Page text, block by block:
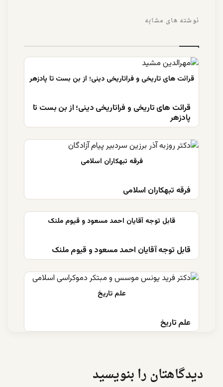
نوشته های مشابه
قرائت های تاریخی و فراتاریخی دینی؛ از بن بست تا
پادزهر
فرقه تبهکاران اسلامی
قابل توجه آقایان احمد مسعود و قیوم ملنک
علم تاریخ
دیدگاهتان را بنویسید